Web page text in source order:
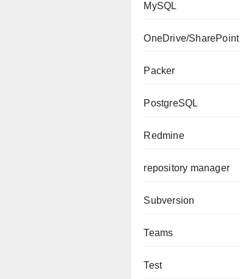
MySQL
OneDrive/SharePoint
Packer
PostgreSQL
Redmine
repository manager
Subversion
Teams
Test